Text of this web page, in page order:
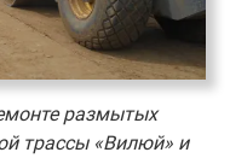
размытых
трассы «Вилюй» и